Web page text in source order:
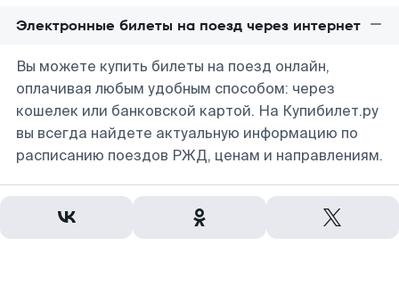
Электронные билеты на поезд через интернет
Вы можете купить билеты на поезд онлайн,
оплачивая любым удобным способом: через
кошелек или банковской картой. На Купибилет.ру
вы всегда найдете актуальную информацию по
расписанию поездов РЖД, ценам и направлениям.